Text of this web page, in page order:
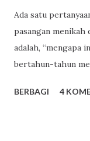
Ada satu
pasangan menikah
adalah, “mengapa
bertahun-tahun
melewati ribuan
BERBAGI 4